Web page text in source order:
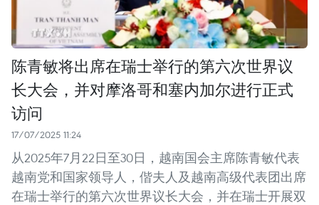
陈青敏将出席在瑞士举行的第六次世界议
长大会，并对摩洛哥和塞内加尔进行正式
访问
17/07/2025 11:24
从2025年7月22日至30日，越南国会主席陈青敏代表
越南党和国家领导人，偕夫人及越南高级代表团出席
在瑞士举行的第六次世界议长大会，并在瑞士开展双